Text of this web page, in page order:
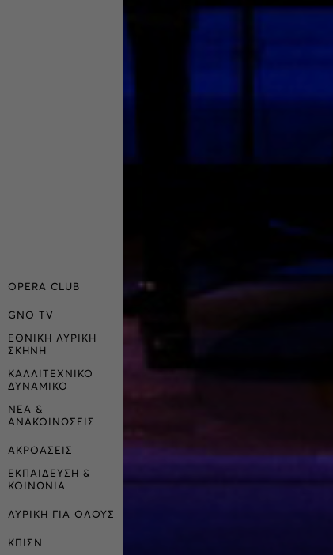
OPERA CLUB
GNO TV
ΕΘΝΙΚΗ ΛΥΡΙΚΗ
ΣΚΗΝΗ
ΚΑΛΛΙΤΕΧΝΙΚΟ
ΔΥΝΑΜΙΚΟ
ΝΕΑ &
ΑΝΑΚΟΙΝΩΣΕΙΣ
ΑΚΡΟΑΣΕΙΣ
ΕΚΠΑΙΔΕΥΣΗ &
ΚΟΙΝΩΝΙΑ
ΛΥΡΙΚΗ ΓΙΑ ΟΛΟΥΣ
ΚΠΙΣΝ